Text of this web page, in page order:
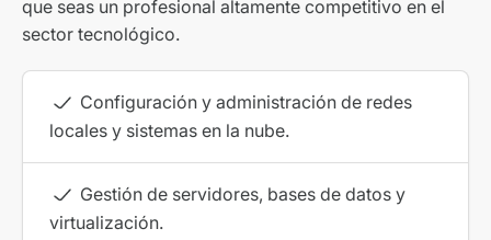
que seas un profesional altamente competitivo en el
sector tecnológico.
Configuración y administración de redes
locales y sistemas en la nube.
Gestión de servidores, bases de datos y
virtualización.